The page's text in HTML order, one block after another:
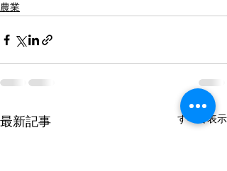
農業
最新記事 すべて表示